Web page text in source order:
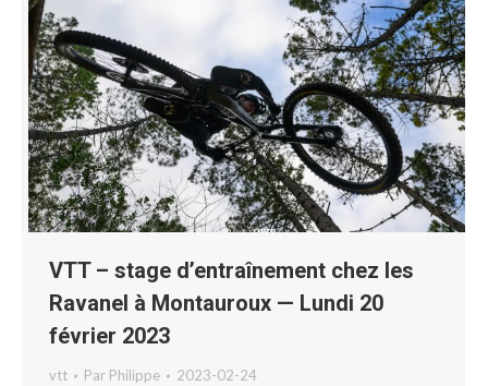
VTT – stage d’entraînement chez les
Ravanel à Montauroux — Lundi 20
février 2023
vtt Par Philippe 2023-02-24